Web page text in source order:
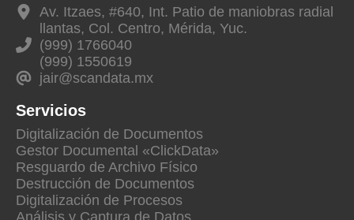
Av. Itzaes, #640, Int. Patio de maniobras radial
llantas, Col. Centro, Mérida, Yuc.
(999) 1766040
(999) 1550619
jair@scandata.mx
Servicios
Digitalización de Documentos
Gestor Documental «ClickData»
Resguardo de Archivo Físico
Destrucción de Documentos
Digitalización de Procesos